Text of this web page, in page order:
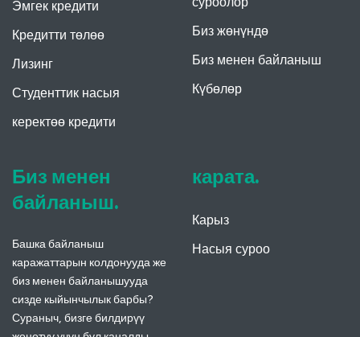
Эмгек кредити
Кредитти төлөө
Лизинг
Студенттик насыя
керектөө кредити
Биз жөнүндө
Биз менен байланыш
Күбөлөр
Биз менен
байланыш.
Башка байланыш
каражаттарын колдонууда же
биз менен байланышууда
сизде кыйынчылык барбы?
Сураныч, бизге билдирүү
карата.
Карыз
Насыя суроо